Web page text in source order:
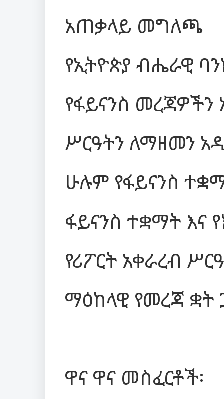
አጠቃላይ መግለጫ
የኢትዮጵያ ብሔራዊ
የፋይናንስ
ሥርዓትን ለማዘመን
ሁሉም የፋይናንስ
ፋይናንስ ተቋማት እና
የሪፖርት አቀራረብ
ማዕከላዊ የመረጃ ቋት
ዋና ዋና መስፈርቶች፡